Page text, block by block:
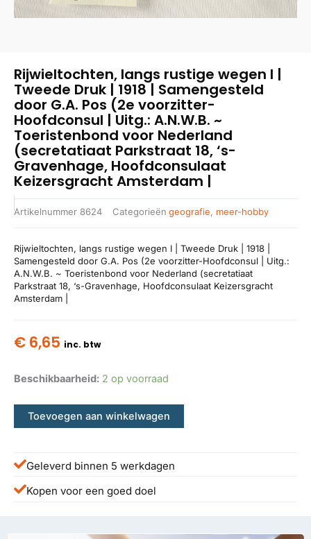
Rijwieltochten, langs rustige wegen I |
Tweede Druk | 1918 | Samengesteld
door G.A. Pos (2e voorzitter-
Hoofdconsul | Uitg.: A.N.W.B. ~
Toeristenbond voor Nederland
(secretatiaat Parkstraat 18, ‘s-
Gravenhage, Hoofdconsulaat
Keizersgracht Amsterdam |
Artikelnummer 8624 Categorieën geografie meer-hobby
Rijwieltochten, langs rustige wegen I | Tweede Druk | 1918 |
Samengesteld door G.A. Pos (2e voorzitter-Hoofdconsul | Uitg.:
A.N.W.B. ~ Toeristenbond voor Nederland (secretatiaat
Parkstraat 18, ‘s-Gravenhage, Hoofdconsulaat Keizersgracht
Amsterdam |
€ 6,65 inc. btw
Beschikbaarheid: 2 op voorraad
Toevoegen aan winkelwagen
Geleverd binnen 5 werkdagen
Kopen voor een goed doel